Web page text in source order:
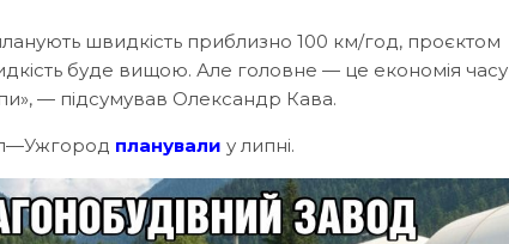
швидкість приблизно 100 км/год, проєктом
буде вищою. Але головне — це економія часу
— підсумував Олександр Кава.
планували у липні.